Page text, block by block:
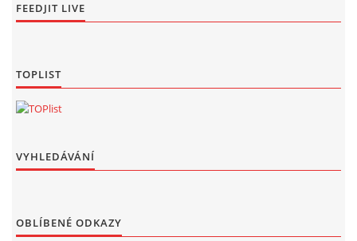
FEEDJIT LIVE
TOPLIST
VYHLEDÁVÁNÍ
OBLÍBENÉ ODKAZY